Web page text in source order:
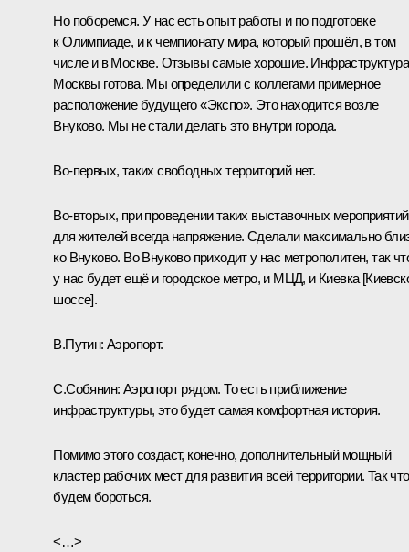
Но поборемся. У нас есть опыт работы и по подготовке
к Олимпиаде, и к чемпионату мира, который прошёл, в том
числе и в Москве. Отзывы самые хорошие. Инфраструктура
Москвы готова. Мы определили с коллегами примерное
расположение будущего «Экспо». Это находится возле
Внуково. Мы не стали делать это внутри города.
Во-первых, таких свободных территорий нет.
Во-вторых, при проведении таких выставочных мероприятий
для жителей всегда напряжение. Сделали максимально
ко Внуково. Во Внуково приходит у нас метрополитен, так
у нас будет ещё и городское метро, и МЦД, и Киевка
шоссе].
В.Путин: Аэропорт.
С.Собянин: Аэропорт рядом. То есть приближение
инфраструктуры, это будет самая комфортная история.
Помимо этого создаст, конечно, дополнительный мощный
кластер рабочих мест для развития всей территории. Так что
будем бороться.
<…>